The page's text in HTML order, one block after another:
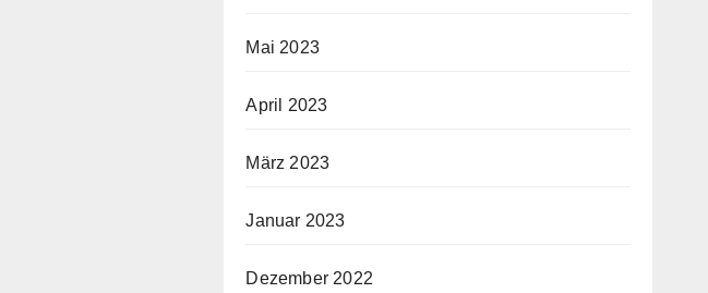
Mai 2023
April 2023
März 2023
Januar 2023
Dezember 2022